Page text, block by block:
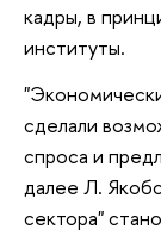
кадры, в
институты.
сделали
спроса и
далее Л.
сектора"